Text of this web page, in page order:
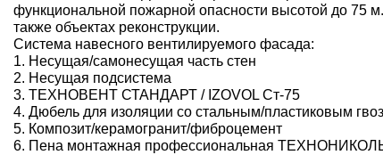
функциональной пожарной опасности высотой до 75
также объектах реконструкции.
Система навесного вентилируемого фасада:
1. Несущая/самонесущая часть стен
2. Несущая подсистема
3. ТЕХНОВЕНТ СТАНДАРТ / IZOVOL Ст-75
4. Дюбель для изоляции со стальным/пластиковым
5. Композит/керамогранит/фиброцемент
6. Пена монтажная профессиональная